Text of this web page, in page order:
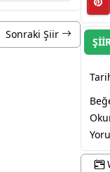
Sonraki Şiir